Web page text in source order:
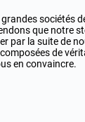
grandes sociétés
que notre
par la suite de
de
en convaincre.